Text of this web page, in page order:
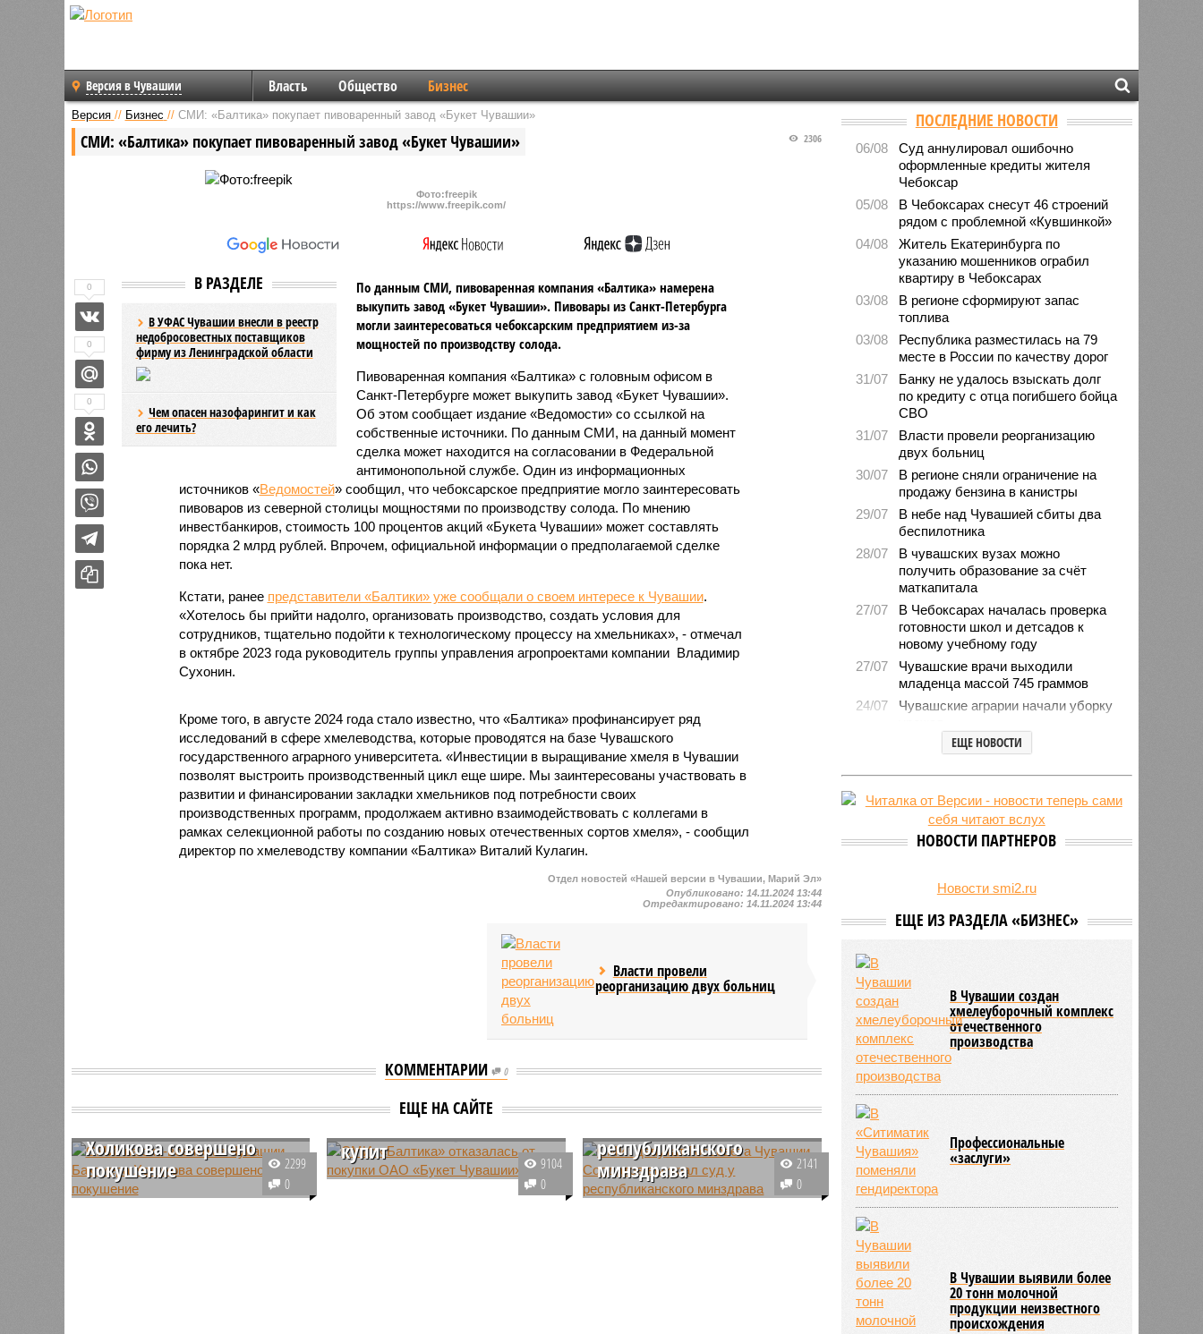
Версия в Чувашии Власть Общество Бизнес
Версия // Бизнес // СМИ: «Балтика» покупает пивоваренный завод «Букет Чувашии»
СМИ: «Балтика» покупает пивоваренный завод «Букет Чувашии» 2306
Фото:freepik
https://www.freepik.com/
В РАЗДЕЛЕ
В УФАС Чувашии внесли в реестр
недобросовестных поставщиков
фирму из Ленинградской области
Чем опасен назофарингит и как
его лечить?
По данным СМИ, пивоваренная компания «Балтика» намерена
выкупить завод «Букет Чувашии». Пивовары из Санкт-Петербурга
могли заинтересоваться чебоксарским предприятием из-за
мощностей по производству солода.
Пивоваренная компания «Балтика» с головным офисом в
Санкт-Петербурге может выкупить завод «Букет Чувашии».
Об этом сообщает издание «Ведомости» со ссылкой на
собственные источники. По данным СМИ, на данный момент
сделка может находится на согласовании в Федеральной
антимонопольной службе. Один из информационных
источников «Ведомостей» сообщил, что чебоксарское предприятие могло заинтересовать
пивоваров из северной столицы мощностями по производству солода. По мнению
инвестбанкиров, стоимость 100 процентов акций «Букета Чувашии» может составлять
порядка 2 млрд рублей. Впрочем, официальной информации о предполагаемой сделке
пока нет.
Кстати, ранее представители «Балтики» уже сообщали о своем интересе к Чувашии.
«Хотелось бы прийти надолго, организовать производство, создать условия для
сотрудников, тщательно подойти к технологическому процессу на хмельниках», - отмечал
в октябре 2023 года руководитель группы управления агропроектами компании Владимир
Сухонин.
Кроме того, в августе 2024 года стало известно, что «Балтика» профинансирует ряд
исследований в сфере хмелеводства, которые проводятся на базе Чувашского
государственного аграрного университета. «Инвестиции в выращивание хмеля в Чувашии
позволят выстроить производственный цикл еще шире. Мы заинтересованы участвовать в
развитии и финансировании закладки хмельников под потребности своих
производственных программ, продолжаем активно взаимодействовать с коллегами в
рамках селекционной работы по созданию новых отечественных сортов хмеля», - сообщил
директор по хмелеводству компании «Балтика» Виталий Кулагин.
0
0
0
Отдел новостей «Нашей версии в Чувашии, Марий Эл»
Опубликовано: 14.11.2024 13:44
Отредактировано: 14.11.2024 13:44
Власти провели
реорганизацию двух больниц
КОММЕНТАРИИ 0
ЕЩЕ НА САЙТЕ
СМИ: на экс-военкома
Холикова совершено
покушение
В масс-медиа появились
2299
0
купит
СМИ: «Балтика» отказалась от
покупки ОАО «Букет Чувашии»
9104
0
СМИ: депутат Госсовета
Чувашии Солдатов
республиканского
минздрава
В информационном пространстве
2141
0
ПОСЛЕДНИЕ НОВОСТИ
06/08
Суд аннулировал ошибочно
оформленные кредиты жителя
Чебоксар
05/08
В Чебоксарах снесут 46 строений
рядом с проблемной «Кувшинкой»
04/08
Житель Екатеринбурга по
указанию мошенников ограбил
квартиру в Чебоксарах
03/08
В регионе сформируют запас
топлива
03/08
Республика разместилась на 79
месте в России по качеству дорог
31/07
Банку не удалось взыскать долг
по кредиту с отца погибшего бойца
СВО
31/07
Власти провели реорганизацию
двух больниц
30/07
В регионе сняли ограничение на
продажу бензина в канистры
29/07
В небе над Чувашией сбиты два
беспилотника
28/07
В чувашских вузах можно
получить образование за счёт
маткапитала
27/07
В Чебоксарах началась проверка
готовности школ и детсадов к
новому учебному году
27/07
Чувашские врачи выходили
младенца массой 745 граммов
24/07
Чувашские аграрии начали уборку
Минпромэнерго сообщило об
заправках
23/07
В Чувашии за 6 месяцев изъято
свыше 500 единиц оружия
ЕЩЕ НОВОСТИ
НОВОСТИ ПАРТНЕРОВ
Новости smi2.ru
ЕЩЕ ИЗ РАЗДЕЛА «БИЗНЕС»
В Чувашии создан
хмелеуборочный комплекс
отечественного
производства
Профессиональные
«заслуги»
В Чувашии выявили более
20 тонн молочной
продукции неизвестного
происхождения